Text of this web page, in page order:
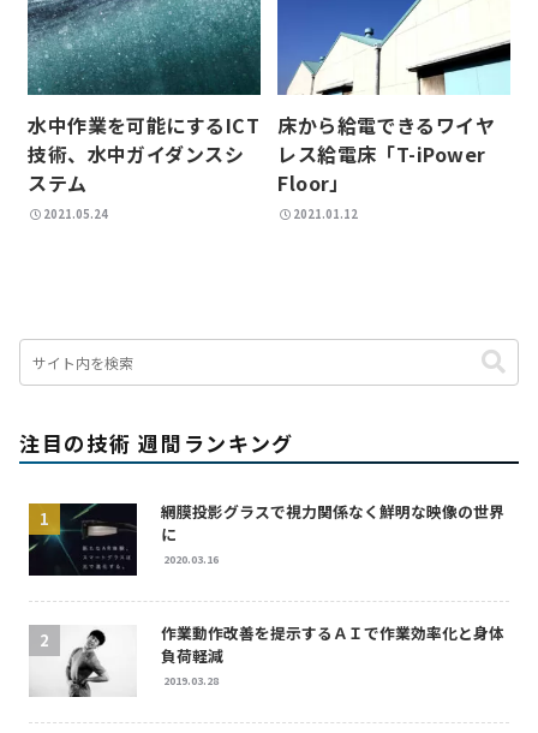
水中作業を可能にするICT
技術、水中ガイダンスシ
ステム
2021.05.24
床から給電できるワイヤ
レス給電床「T-iPower
Floor」
2021.01.12
注目の技術 週間ランキング
網膜投影グラスで視力関係なく鮮明な映像の世界
に
2020.03.16
作業動作改善を提示するＡＩで作業効率化と身体
負荷軽減
2019.03.28